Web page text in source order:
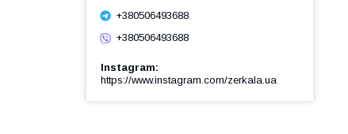
+380506493688
+380506493688
Instagram
https://www.instagram.com/zerkala.ua